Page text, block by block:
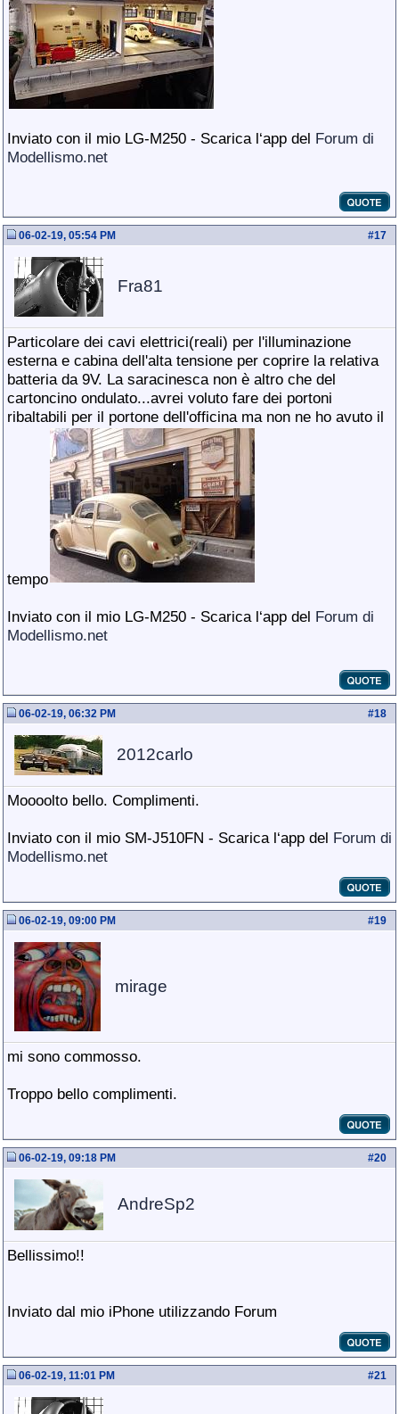
Inviato con il mio LG-M250 - Scarica l‘app del Forum di
Modellismo.net
#17
06-02-19, 05:54 PM
Fra81
Particolare dei cavi elettrici(reali) per l'illuminazione
esterna e cabina dell'alta tensione per coprire la relativa
batteria da 9V. La saracinesca non è altro che del
cartoncino ondulato...avrei voluto fare dei portoni
ribaltabili per il portone dell'officina ma non ne ho avuto il
tempo
Inviato con il mio LG-M250 - Scarica l‘app del Forum di
Modellismo.net
#18
06-02-19, 06:32 PM
2012carlo
Moooolto bello. Complimenti.
Inviato con il mio SM-J510FN - Scarica l‘app del Forum di
Modellismo.net
#19
06-02-19, 09:00 PM
mirage
mi sono commosso.
Troppo bello complimenti.
#20
06-02-19, 09:18 PM
AndreSp2
Bellissimo!!
Inviato dal mio iPhone utilizzando Forum
#21
06-02-19, 11:01 PM